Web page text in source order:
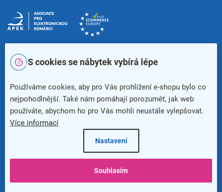
S cookies se nábytek vybírá lépe
Používáme cookies, aby pro Vás prohlížení e-shopu bylo co
nejpohodlnější. Také nám pomáhají porozumět, jak web
používáte, abychom ho pro Vás mohli neustále vylepšovat.
Více informací
Nastavení
Souhlasím
Výhody pro zákazníky
Nákup na firmu